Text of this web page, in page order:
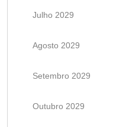
Julho 2029
Agosto 2029
Setembro 2029
Outubro 2029